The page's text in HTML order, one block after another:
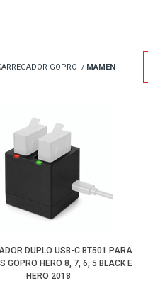
GOPRO MAMEN
DUPLO USB-C BT501 PARA
GOPRO HERO 8, 7, 6, 5 BLACK E
HERO 2018